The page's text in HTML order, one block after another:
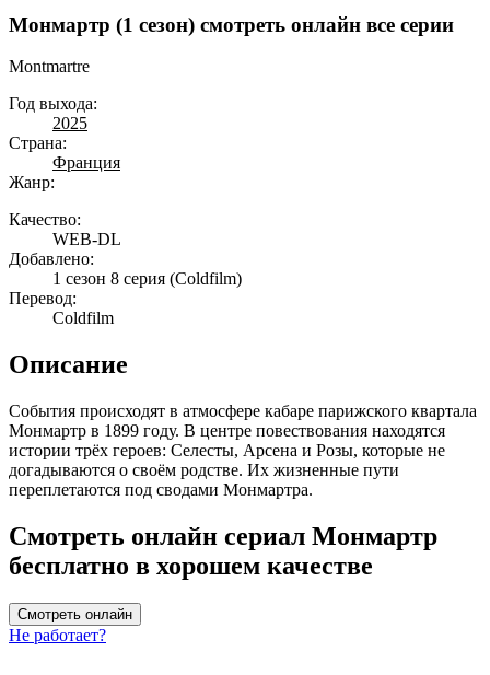
Монмартр (1 сезон) смотреть онлайн все серии
Montmartre
Год выхода:
2025
Страна:
Франция
Жанр:
Качество:
WEB-DL
Добавлено:
1 сезон 8 серия (Coldfilm)
Перевод:
Coldfilm
Описание
События происходят в атмосфере кабаре парижского квартала
Монмартр в 1899 году. В центре повествования находятся
истории трёх героев: Селесты, Арсена и Розы, которые не
догадываются о своём родстве. Их жизненные пути
переплетаются под сводами Монмартра.
Смотреть онлайн сериал Монмартр
бесплатно в хорошем качестве
Смотреть онлайн
Не работает?